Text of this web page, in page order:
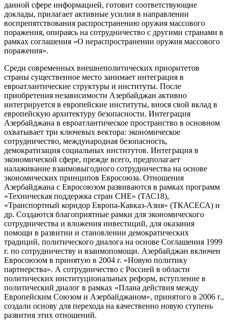
данной сфере информацией, готовит соответствующие
доклады, прилагает активные усилия в направлении
воспрепятствования распространению оружия массового
поражения, опираясь на сотрудничество с другими странами в
рамках соглашения «О нераспространении оружия массового
поражения».
Среди современных внешнеполитических приоритетов
страны существенное место занимает интеграция в
евроатлантические структуры и институты. После
приобретения независимости Азербайджан активно
интегрируется в европейские институты, внося свой вклад в
европейскую архитектуру безопасности. Интеграция
Азербайджана в евроатлантическое пространство в основном
охватывает три ключевых вектора: экономическое
сотрудничество, международная безопасность,
демократизация социальных институтов. Интеграция в
экономической сфере, прежде всего, предполагает
налаживание взаимовыгодного сотрудничества на основе
экономических принципов Евросоюза. Отношения
Азербайджана с Евросоюзом развиваются в рамках программ
«Техническая поддержка стран СНЕ» (ТАС18),
«Транспортный коридор Европа-Кавказ-Азия» (ТКАСЕСА) и
др. Создаются благоприятные рамки для экономического
сотрудничества и вложения инвестиций, для оказания
помощи в развитии и становлении демократических
традиций, политического диалога на основе Соглашения 1999
г. по сотрудничеству и взаимопомощи. Азербайджан включен
Евросоюзом в принятую в 2004 г. «Новую политику
партнерства». А сотрудничество с Россией в области
политических институциональных реформ, вступление в
политический диалог в рамках «Плана действия между
Европейским Союзом и Азербайджаном», принятого в 2006 г.,
создали основу для перехода на качественно новую ступень
развития этих отношений.